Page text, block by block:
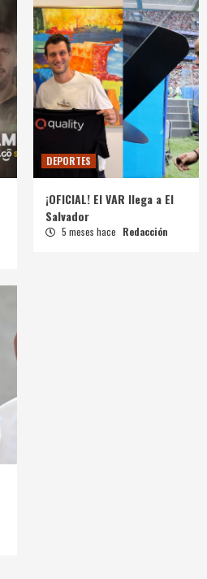
DEPORTES
¡OFICIAL! El VAR llega a El
Salvador
5 meses hace Redacción